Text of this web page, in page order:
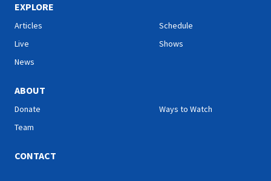
EXPLORE
Articles
Live
News
Schedule
Shows
ABOUT
Donate
Team
Ways to Watch
CONTACT